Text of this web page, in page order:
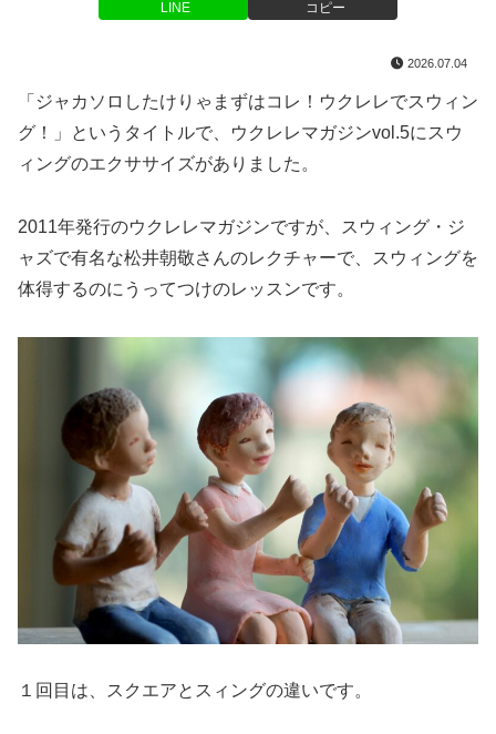
LINE コピー
2026.07.04
「ジャカソロしたけりゃまずはコレ！ウクレレでスウィン
グ！」というタイトルで、ウクレレマガジンvol.5にスウ
ィングのエクササイズがありました。
2011年発行のウクレレマガジンですが、スウィング・ジ
ャズで有名な松井朝敬さんのレクチャーで、スウィングを
体得するのにうってつけのレッスンです。
１回目は、スクエアとスィングの違いです。